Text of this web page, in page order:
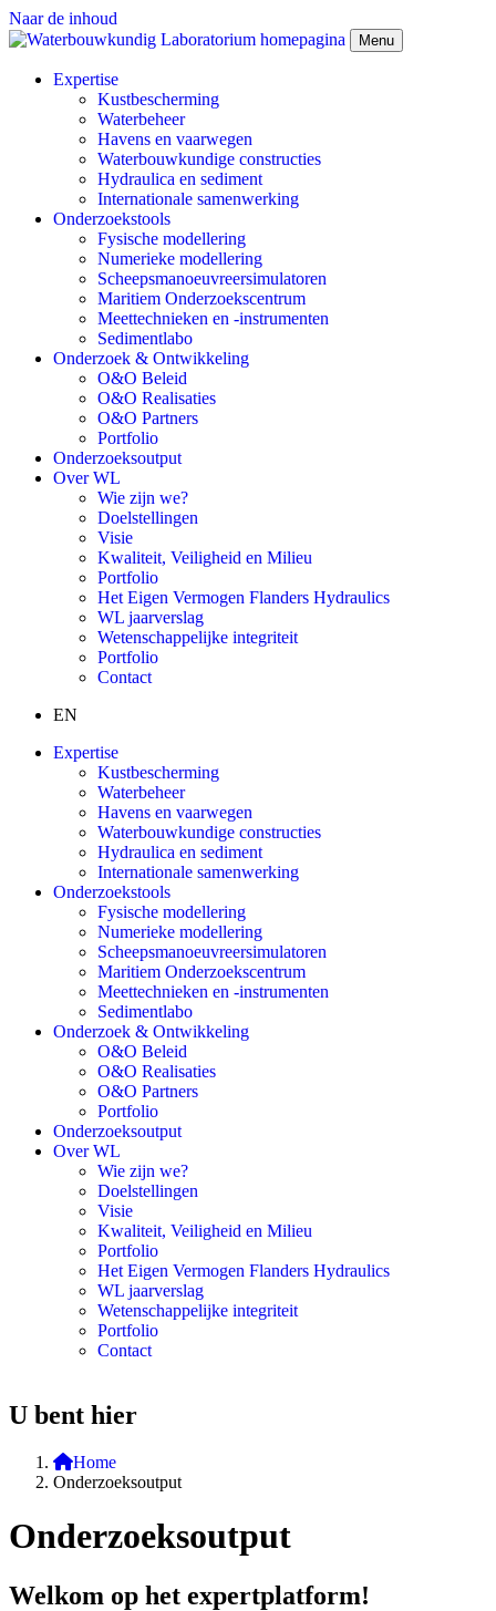
Naar de inhoud
Menu
Expertise
Kustbescherming
Waterbeheer
Havens en vaarwegen
Waterbouwkundige constructies
Hydraulica en sediment
Internationale samenwerking
Onderzoekstools
Fysische modellering
Numerieke modellering
Scheepsmanoeuvreersimulatoren
Maritiem Onderzoekscentrum
Meettechnieken en -instrumenten
Sedimentlabo
Onderzoek & Ontwikkeling
O&O Beleid
O&O Realisaties
O&O Partners
Portfolio
Onderzoeksoutput
Over WL
Wie zijn we?
Doelstellingen
Visie
Kwaliteit, Veiligheid en Milieu
Portfolio
Het Eigen Vermogen Flanders Hydraulics
WL jaarverslag
Wetenschappelijke integriteit
Portfolio
Contact
EN
Expertise
Kustbescherming
Waterbeheer
Havens en vaarwegen
Waterbouwkundige constructies
Hydraulica en sediment
Internationale samenwerking
Onderzoekstools
Fysische modellering
Numerieke modellering
Scheepsmanoeuvreersimulatoren
Maritiem Onderzoekscentrum
Meettechnieken en -instrumenten
Sedimentlabo
Onderzoek & Ontwikkeling
O&O Beleid
O&O Realisaties
O&O Partners
Portfolio
Onderzoeksoutput
Over WL
Wie zijn we?
Doelstellingen
Visie
Kwaliteit, Veiligheid en Milieu
Portfolio
Het Eigen Vermogen Flanders Hydraulics
WL jaarverslag
Wetenschappelijke integriteit
Portfolio
Contact
U bent hier
Home
Onderzoeksoutput
Onderzoeksoutput
Welkom op het expertplatform!